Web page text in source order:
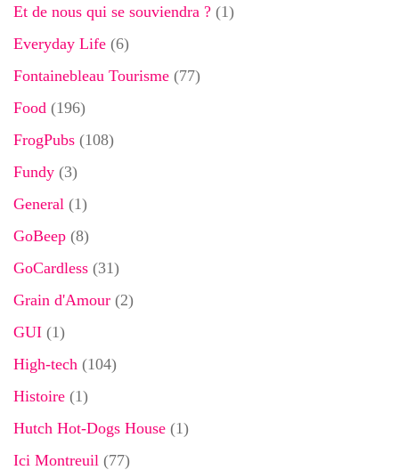
Et de nous qui se souviendra ? (1)
Everyday Life (6)
Fontainebleau Tourisme (77)
Food (196)
FrogPubs (108)
Fundy (3)
General (1)
GoBeep (8)
GoCardless (31)
Grain d'Amour (2)
GUI (1)
High-tech (104)
Histoire (1)
Hutch Hot-Dogs House (1)
Ici Montreuil (77)